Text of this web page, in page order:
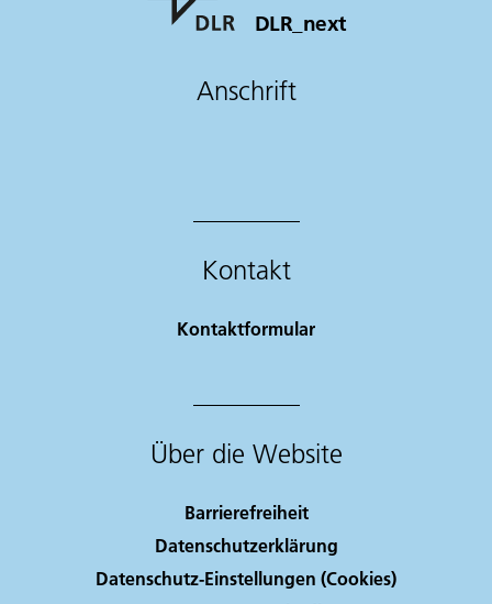
DLR_next
Anschrift
Kontakt
Kontaktformular
Über die Website
Barrierefreiheit
Datenschutzerklärung
Datenschutz-Einstellungen (Cookies)